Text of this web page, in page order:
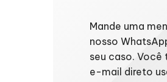
Mande uma
nosso
seu caso. Você
e-mail direto